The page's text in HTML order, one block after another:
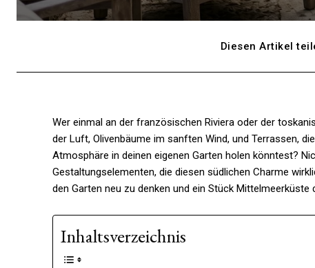
Diesen Artikel
Wer einmal an der französischen Riviera oder der
der Luft, Olivenbäume im sanften Wind, und Terrassen,
Atmosphäre in deinen eigenen Garten holen könntest?
Gestaltungselementen, die diesen südlichen Charme
den Garten neu zu denken und ein Stück
Inhaltsverzeichnis